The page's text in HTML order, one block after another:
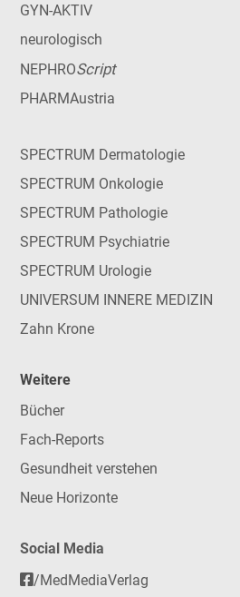
GYN-AKTIV
neurologisch
NEPHROScript
PHARMAustria
SPECTRUM Dermatologie
SPECTRUM Onkologie
SPECTRUM Pathologie
SPECTRUM Psychiatrie
SPECTRUM Urologie
UNIVERSUM INNERE MEDIZIN
Zahn Krone
Weitere
Bücher
Fach-Reports
Gesundheit verstehen
Neue Horizonte
Social Media
/MedMediaVerlag